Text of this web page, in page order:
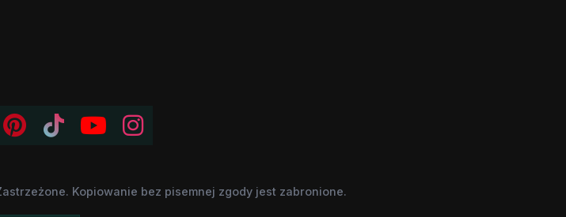
Kopiowanie bez pisemnej zgody jest zabronione.